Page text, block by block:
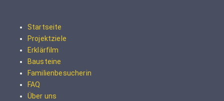
Startseite
Projektziele
Erklärfilm
Bausteine
Familienbesucherin
FAQ
Über uns